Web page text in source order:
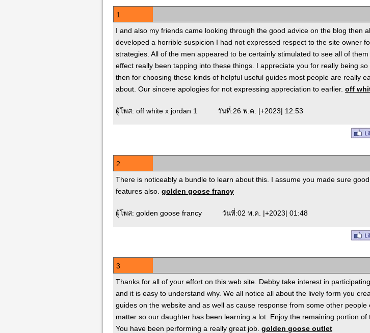
1
I and also my friends came looking through the good advice on the blog then
developed a horrible suspicion I had not expressed respect to the site owner
strategies. All of the men appeared to be certainly stimulated to see all of
effect really been tapping into these things. I appreciate you for really being so
then for choosing these kinds of helpful useful guides most people are really
about. Our sincere apologies for not expressing appreciation to earlier. off
ผู้โพส: off white x jordan 1 วันที่:26 พ.ค. |+2023| 12:53
2
There is noticeably a bundle to learn about this. I assume you made sure
features also. golden goose francy
ผู้โพส: golden goose francy วันที่:02 พ.ค. |+2023| 01:48
3
Thanks for all of your effort on this web site. Debby take interest in
and it is easy to understand why. We all notice all about the lively form you
guides on the website and as well as cause response from some other people
matter so our daughter has been learning a lot. Enjoy the remaining portion of
You have been performing a really great job. golden goose outlet